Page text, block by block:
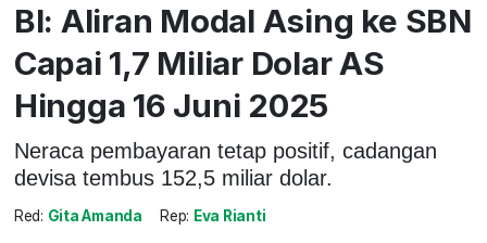
BI: Aliran Modal Asing ke SBN
Capai 1,7 Miliar Dolar AS
Hingga 16 Juni 2025
Neraca pembayaran tetap positif, cadangan
devisa tembus 152,5 miliar dolar.
Red: Gita Amanda Rep: Eva Rianti